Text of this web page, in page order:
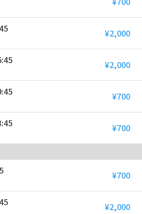
¥2,000
¥2,000
¥700
¥700
¥700
¥2,000